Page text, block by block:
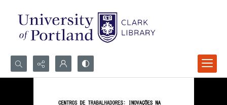
Search...
Advanced search